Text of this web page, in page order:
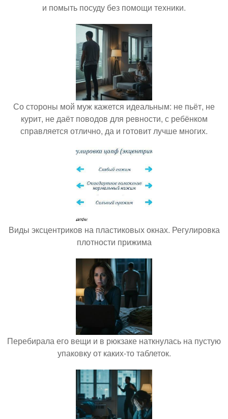
и помыть посуду без помощи техники.
Со стороны мой муж кажется идеальным: не пьёт, не
курит, не даёт поводов для ревности, с ребёнком
справляется отлично, да и готовит лучше многих.
Виды эксцентриков на пластиковых окнах. Регулировка
плотности прижима
Перебирала его вещи и в рюкзаке наткнулась на пустую
упаковку от каких-то таблеток.